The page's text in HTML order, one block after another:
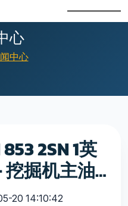
心
中心
2SN 1英
掘机主油
20 14:10:42